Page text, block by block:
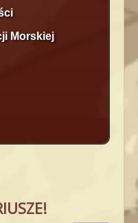
Morskiej